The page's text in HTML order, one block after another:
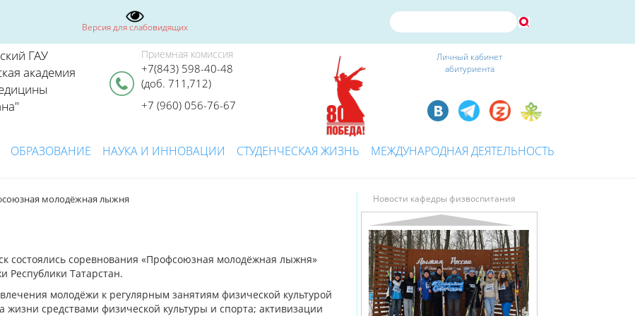
Версия для слабовидящих
ГАУ
академия
Приемная комиссия
+7(843) 598-40-48
(доб. 711,712)
+7 (960) 056-76-67
Личный кабинет
абитуриента
ОБРАЗОВАНИЕ НАУКА И ИННОВАЦИИ СТУДЕНЧЕСКАЯ ЖИЗНЬ МЕЖДУНАРОДНАЯ ДЕЯТЕЛЬНОСТЬ
молодёжная лыжня
состоялись соревнования «Профсоюзная молодёжная лыжня»
Татарстан.
молодёжи к регулярным занятиям физической культурой
жизни средствами физической культуры и спорта; активизации
Новости кафедры физвоспитания